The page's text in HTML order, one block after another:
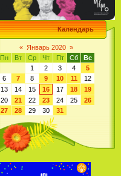
Календарь
« Январь 2020 »
Пн
Вт Ср Чт Пт Сб
Вс
1
2 3 4
5
6
7 8 9 10 11
12
13
14 15 16 17 18
19
20
21 22 23 24 25
26
27
28 29 30 31